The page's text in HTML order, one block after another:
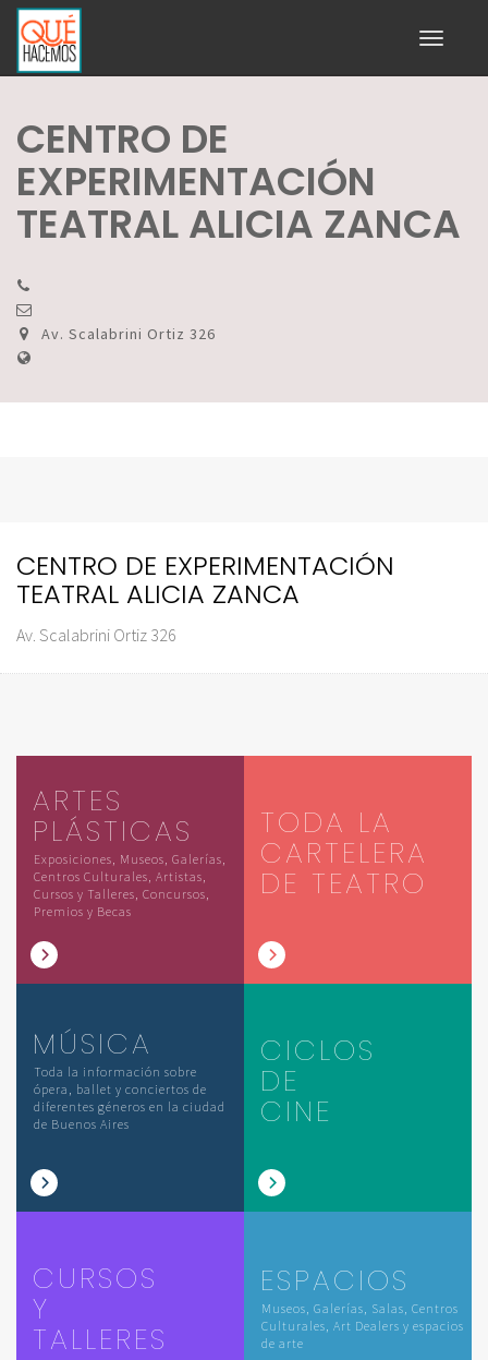
Toggle
CENTRO DE
EXPERIMENTACIÓN
TEATRAL ALICIA ZANCA
Av. Scalabrini Ortiz 326
CENTRO DE EXPERIMENTACIÓN
TEATRAL ALICIA ZANCA
Av. Scalabrini Ortiz 326
ARTES
PLÁSTICAS
Exposiciones, Museos, Galerías,
Centros Culturales, Artistas,
Cursos y Talleres, Concursos,
Premios y Becas
TODA LA
CARTELERA
DE TEATRO
MÚSICA
Toda la información sobre
ópera, ballet y conciertos de
diferentes géneros en la ciudad
de Buenos Aires
CICLOS
DE
CINE
CURSOS
Y
TALLERES
ESPACIOS
Museos, Galerías, Salas, Centros
Culturales, Art Dealers y espacios
de arte